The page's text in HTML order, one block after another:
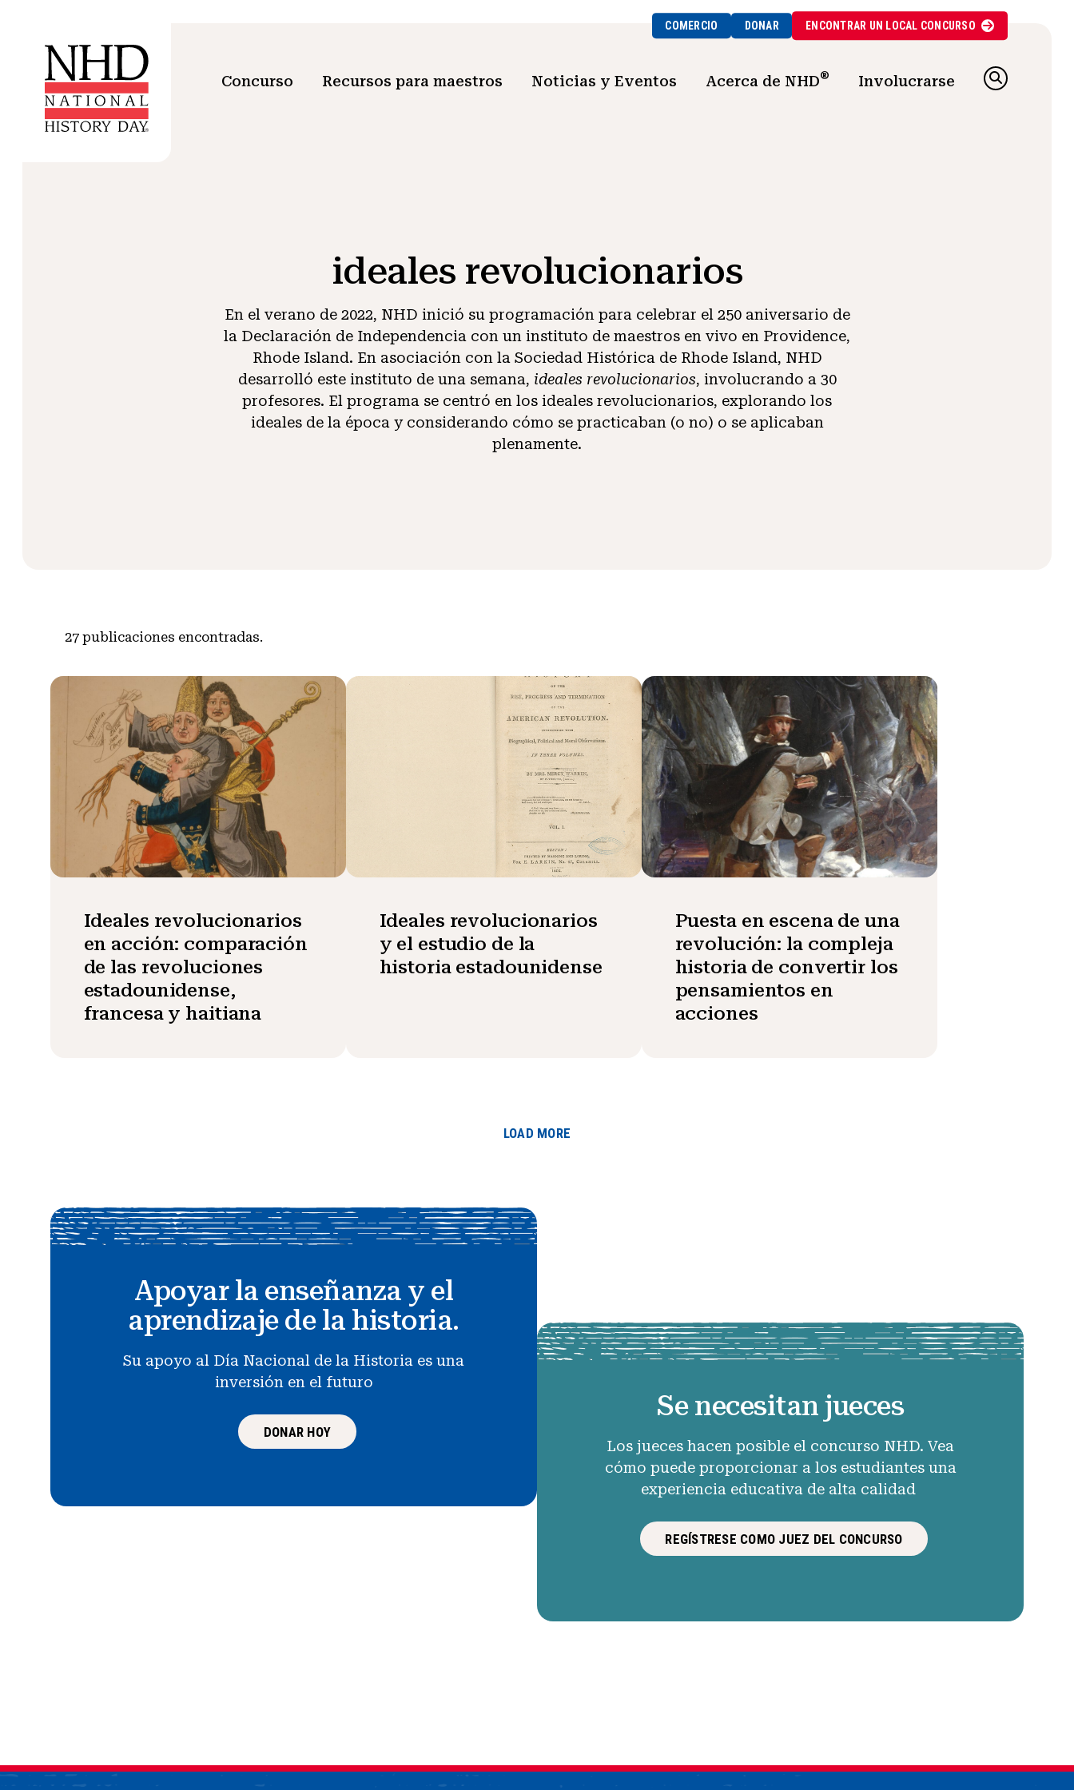
COMERCIO DONAR ENCONTRAR UN LOCAL CONCURSO
Concurso Recursos para maestros Noticias y Eventos Acerca de NHD® Involucrarse
ideales revolucionarios
En el verano de 2022, NHD inició su programación para celebrar el 250 aniversario de
la Declaración de Independencia con un instituto de maestros en vivo en Providence,
Rhode Island. En asociación con la Sociedad Histórica de Rhode Island, NHD
desarrolló este instituto de una semana, ideales revolucionarios, involucrando a 30
profesores. El programa se centró en los ideales revolucionarios, explorando los
ideales de la época y considerando cómo se practicaban (o no) o se aplicaban
plenamente.
27 publicaciones encontradas.
Ideales revolucionarios
en acción: comparación
de las revoluciones
estadounidense,
francesa y haitiana
Ideales revolucionarios
y el estudio de la
historia estadounidense
Puesta en escena de una
revolución: la compleja
historia de convertir los
pensamientos en
acciones
LOAD MORE
Apoyar la enseñanza y el
aprendizaje de la historia.
Su apoyo al Día Nacional de la Historia es una
inversión en el futuro
DONAR HOY
Se necesitan jueces
Los jueces hacen posible el concurso NHD. Vea
cómo puede proporcionar a los estudiantes una
experiencia educativa de alta calidad
REGÍSTRESE COMO JUEZ DEL CONCURSO